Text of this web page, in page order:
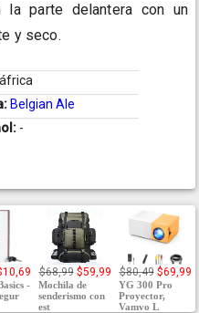
la parte delantera con un
y seco.
Belgian Ale
-
-
$68,99 $59,99
Mochila de
senderismo con
est
$80,49 $69,99
YG 300 Pro
Proyector,
Vamvo L